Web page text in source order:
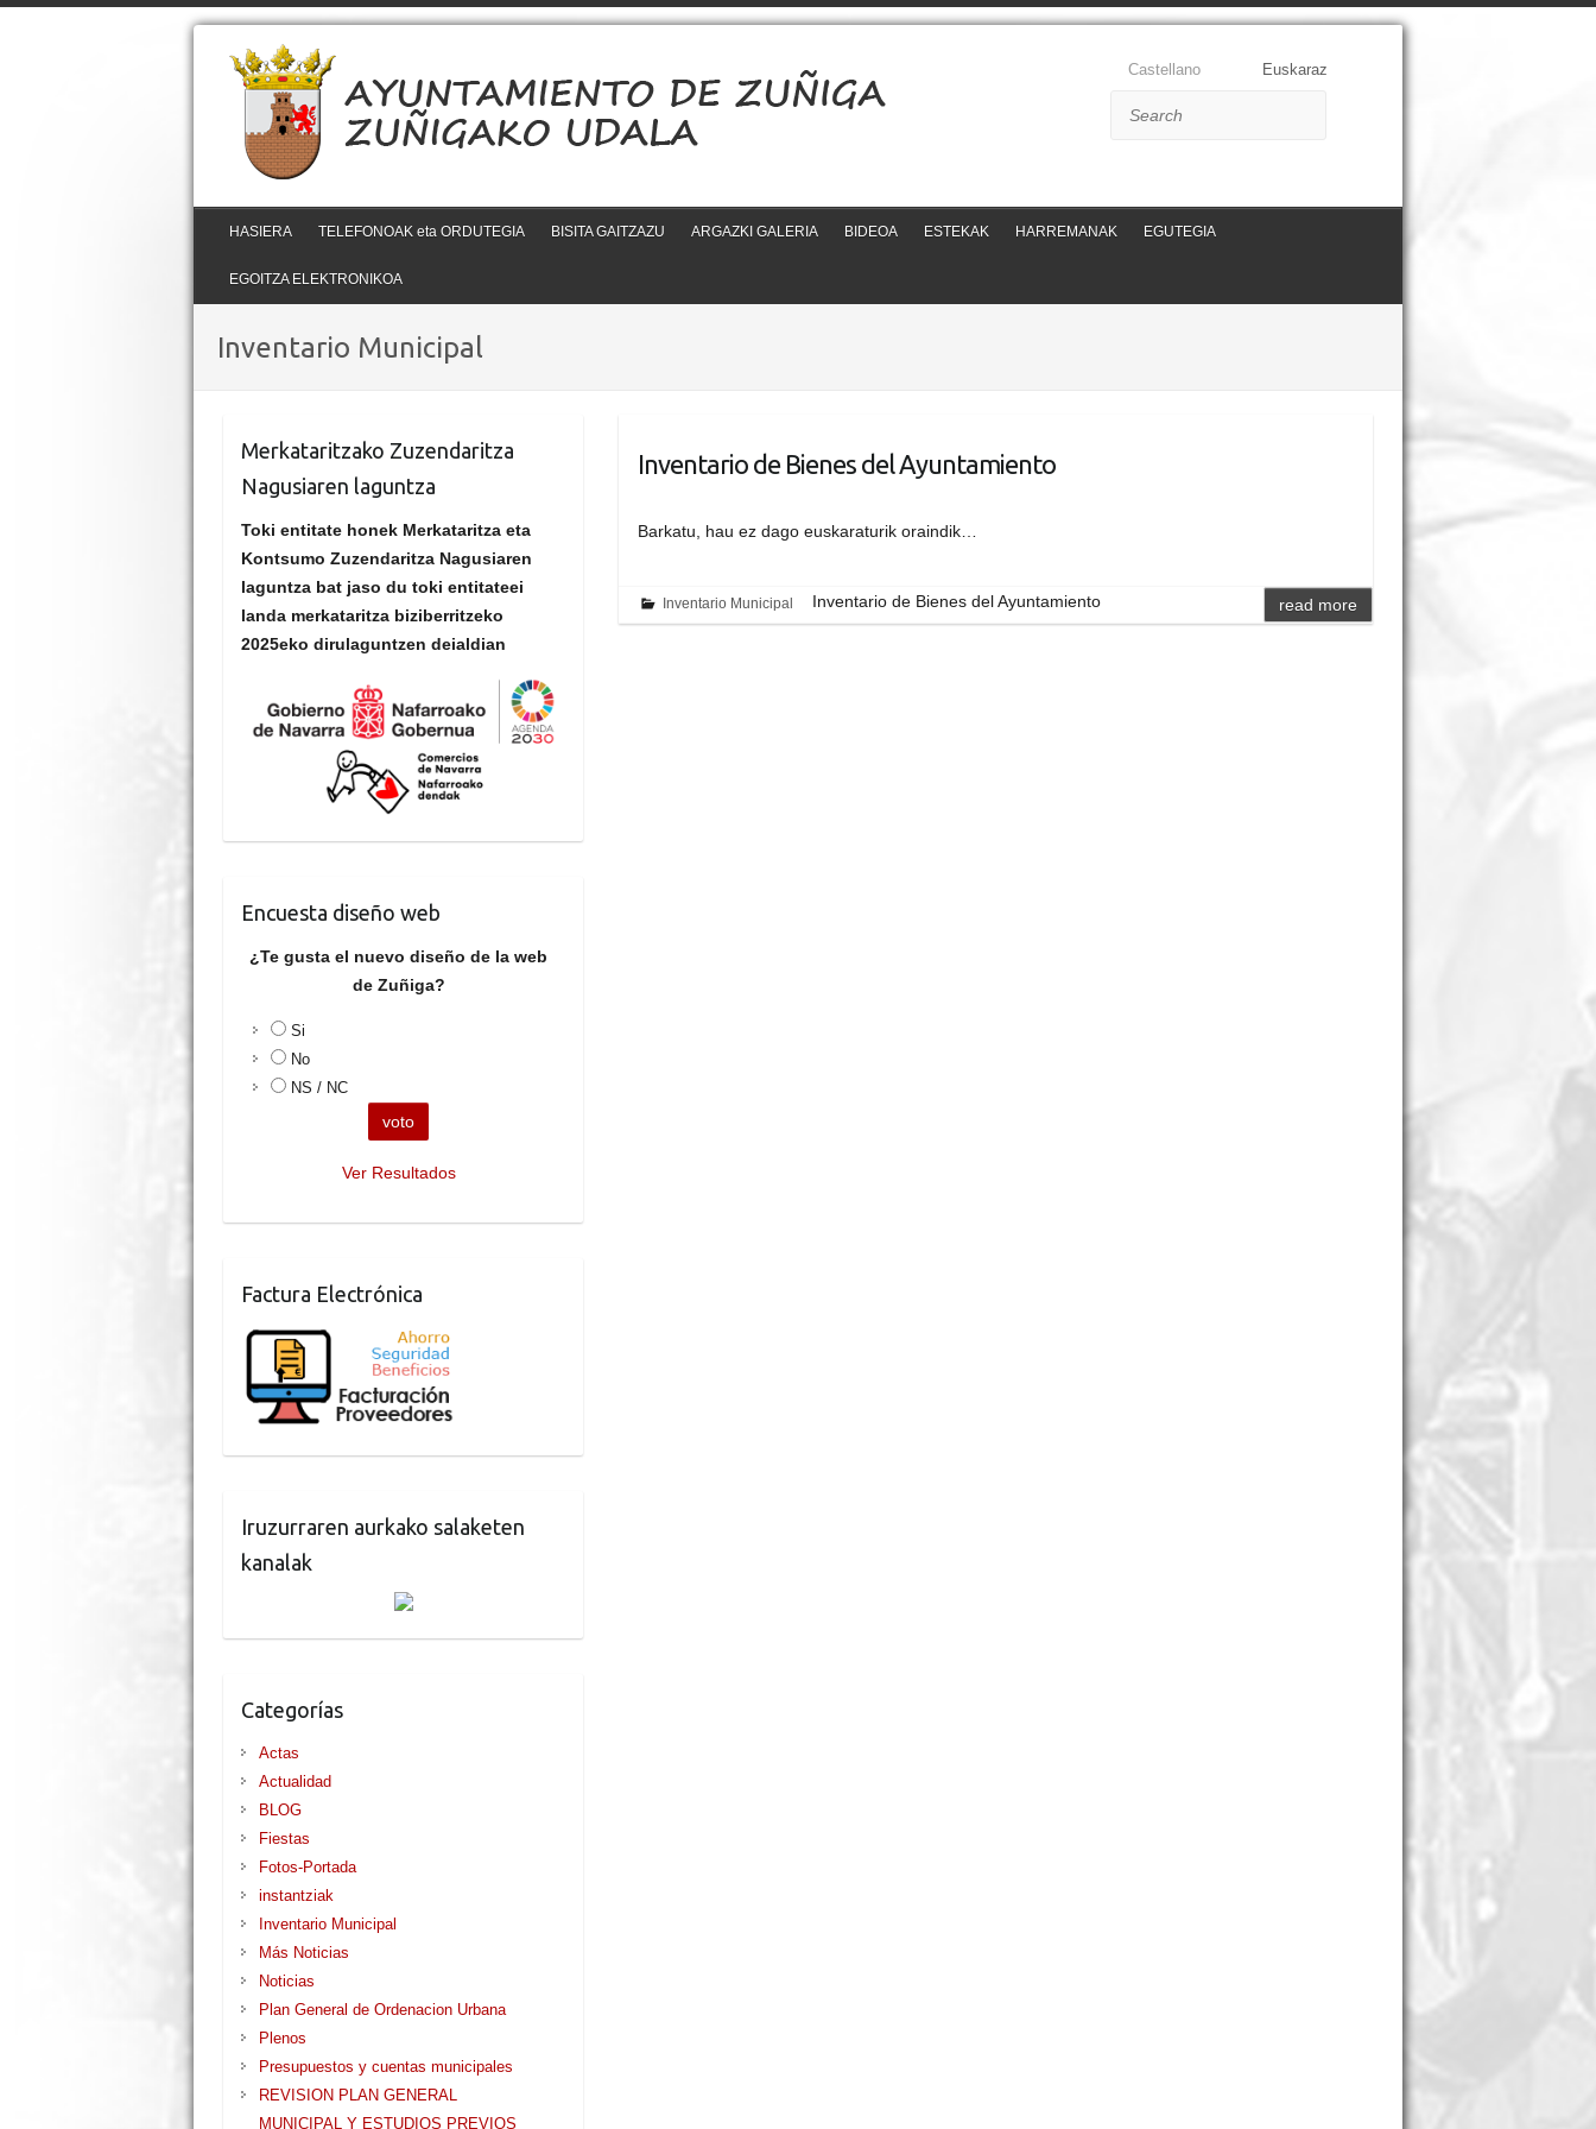
Castellano Euskaraz
HASIERA TELEFONOAK eta ORDUTEGIA BISITA GAITZAZU ARGAZKI GALERIA BIDEOA ESTEKAK HARREMANAK EGUTEGIA
EGOITZA ELEKTRONIKOA
Inventario Municipal
Inventario de Bienes del Ayuntamiento
Barkatu, hau ez dago euskaraturik oraindik…
Inventario Municipal Inventario de Bienes del Ayuntamiento read more
Merkataritzako Zuzendaritza
Nagusiaren laguntza
Toki entitate honek Merkataritza eta
Kontsumo Zuzendaritza Nagusiaren
laguntza bat jaso du toki entitateei
landa merkataritza biziberritzeko
2025eko dirulaguntzen deialdian
Encuesta diseño web
¿Te gusta el nuevo diseño de la web
de Zuñiga?
Si
No
NS / NC
Ver Resultados
Factura Electrónica
Iruzurraren aurkako salaketen
kanalak
Categorías
Actas
Actualidad
BLOG
Fiestas
Fotos-Portada
instantziak
Inventario Municipal
Más Noticias
Noticias
Plan General de Ordenacion Urbana
Plenos
Presupuestos y cuentas municipales
REVISION PLAN GENERAL
MUNICIPAL Y ESTUDIOS PREVIOS